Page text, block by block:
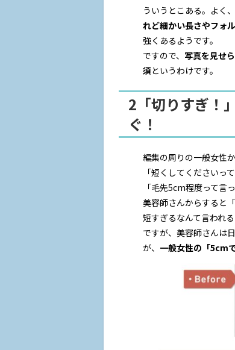
ういうとこある。よく
れど細かい長さやフォ
強くあるようです。
ですので、 写真を見せ
須というわけです。
2「切りすぎ！
ぐ！
編集の周りの一般女性
「短くしてくださいっ
「毛先5cm程度って言
美容師さんからすると
短すぎるなんて言われ
ですが、美容師さんは
が、 一般女性の「5cm